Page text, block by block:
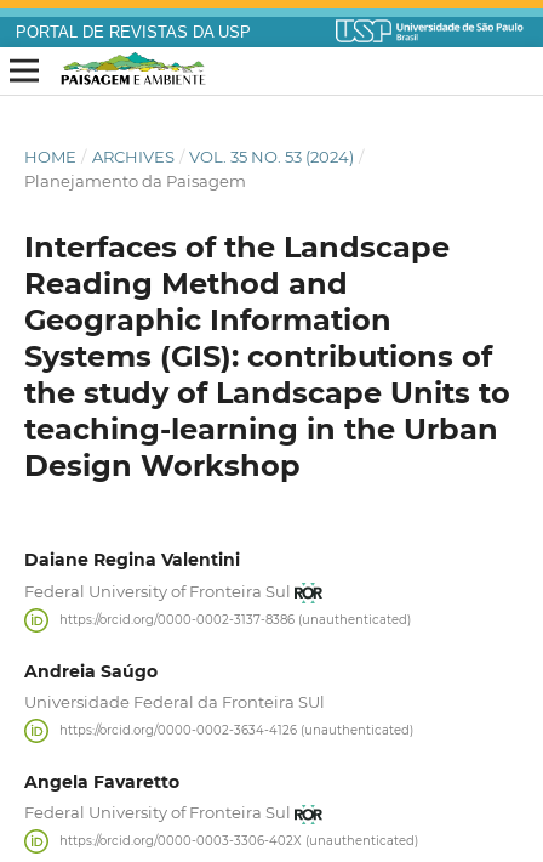
PORTAL DE REVISTAS DA USP
HOME / ARCHIVES / VOL. 35 NO. 53 (2024) /
Planejamento da Paisagem
Interfaces of the Landscape
Reading Method and
Geographic Information
Systems (GIS): contributions of
the study of Landscape Units to
teaching-learning in the Urban
Design Workshop
Daiane Regina Valentini
Federal University of Fronteira Sul
https://orcid.org/0000-0002-3137-8386 (unauthenticated)
Andreia Saúgo
Universidade Federal da Fronteira SUl
https://orcid.org/0000-0002-3634-4126 (unauthenticated)
Angela Favaretto
Federal University of Fronteira Sul
https://orcid.org/0000-0003-3306-402X (unauthenticated)